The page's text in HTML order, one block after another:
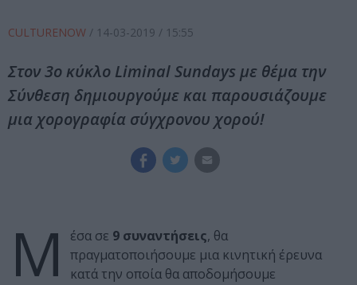
CULTURENOW / 14-03-2019 / 15:55
Στον 3ο κύκλο Liminal Sundays με θέμα την
Σύνθεση δημιουργούμε και παρουσιάζουμε
μια χορογραφία σύγχρονου χορού!
Μ έσα σε 9 συναντήσεις, θα
πραγματοποιήσουμε μια κινητική έρευνα
κατά την οποία θα αποδομήσουμε